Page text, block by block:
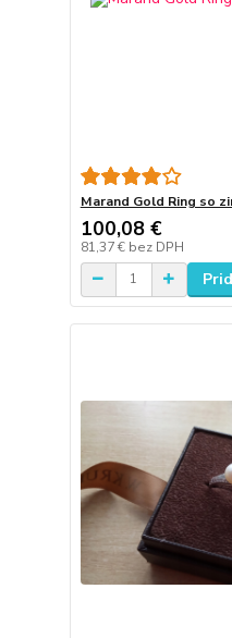
Marand Gold Ring so
100,08 €
81,37 € bez DPH